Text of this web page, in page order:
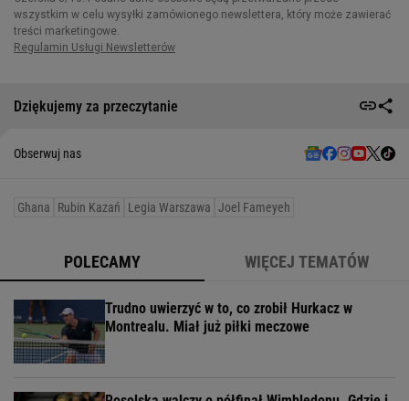
Dziękujemy za przeczytanie
Obserwuj nas
Ghana Rubin Kazań Legia Warszawa Joel Fameyeh
POLECAMY WIĘCEJ TEMATÓW
Trudno uwierzyć w to, co zrobił Hurkacz w
Montrealu. Miał już piłki meczowe